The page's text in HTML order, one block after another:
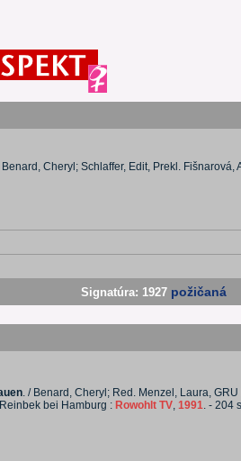
Benard, Cheryl; Schlaffer, Edit, Prekl. Fišnarová,
Signatúra: 1927 požičaná
. / Benard, Cheryl; Red. Menzel, Laura, GRU
bei Hamburg : Rowohlt TV, 1991. - 204